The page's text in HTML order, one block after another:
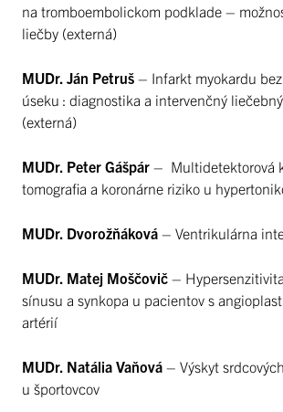
na tromboembolickom podklade –
liečby (externá)
MUDr. Ján Petruš – Infarkt myokardu
úseku : diagnostika a intervenčný
(externá)
MUDr. Peter Gášpár – Multidetektorová
tomografia a koronárne riziko u
MUDr. Dvorožňáková – Ventrikulárna
MUDr. Matej Moščovič –
sínusu a synkopa u pacientov s
artérií
MUDr. Natália Vaňová – Výskyt
u športovcov